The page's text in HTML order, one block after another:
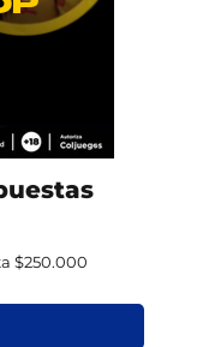
$250.000